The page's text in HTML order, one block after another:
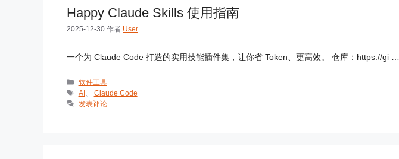
Happy Claude Skills 使用指南
2025-12-30 作者 User
一个为 Claude Code 打造的实用技能插件集，让你省 Token、更高效。 仓库：https://gi …
分
类
软件工具
标
签
AI、 Claude Code
发表评论